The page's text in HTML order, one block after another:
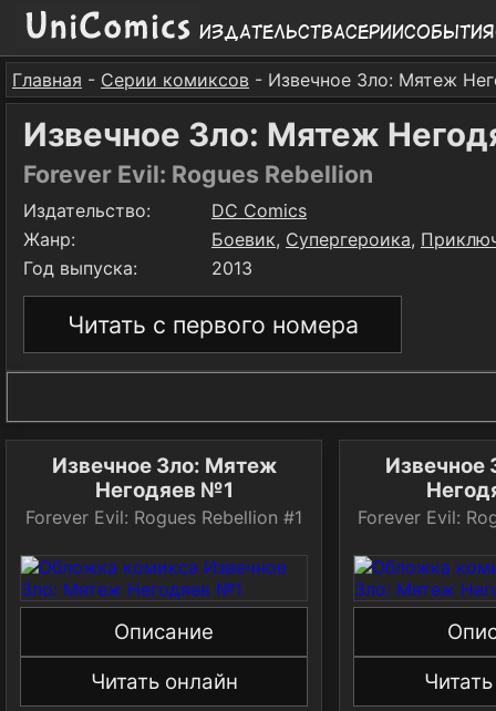
ИздательстваСерииСобытия
Главная - Серии комиксов - Извечное Зло: Мятеж
Извечное Зло: Мятеж
Forever Evil: Rogues Rebellion
Издательство:
DC Comics
Жанр:
Боевик, Супергероика,
Год выпуска:
2013
Читать с первого номера
Извечное Зло: Мятеж
Негодяев №1
Forever Evil: Rogues Rebellion #1
Описание
Читать онлайн
Извечное
Forever Evil: